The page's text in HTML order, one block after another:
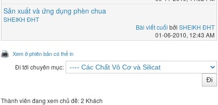
Sản xuất và ứng dụng phèn chua
SHEIKH ĐHT
Bài viết cuối bởi SHEIKH ĐHT
01-06-2010, 12:43 AM
Xem ở phiên bản có thể in
Đi tới chuyên mục:
Thành viên đang xem chủ đề: 2 Khách